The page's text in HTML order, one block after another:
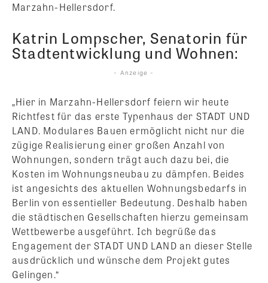
Marzahn-Hellersdorf.
Katrin Lompscher, Senatorin für
Stadtentwicklung und Wohnen:
- Anzeige -
„Hier in Marzahn-Hellersdorf feiern wir heute
Richtfest für das erste Typenhaus der STADT UND
LAND. Modulares Bauen ermöglicht nicht nur die
zügige Realisierung einer großen Anzahl von
Wohnungen, sondern trägt auch dazu bei, die
Kosten im Wohnungsneubau zu dämpfen. Beides
ist angesichts des aktuellen Wohnungsbedarfs in
Berlin von essentieller Bedeutung. Deshalb haben
die städtischen Gesellschaften hierzu gemeinsam
Wettbewerbe ausgeführt. Ich begrüße das
Engagement der STADT UND LAND an dieser Stelle
ausdrücklich und wünsche dem Projekt gutes
Gelingen.“